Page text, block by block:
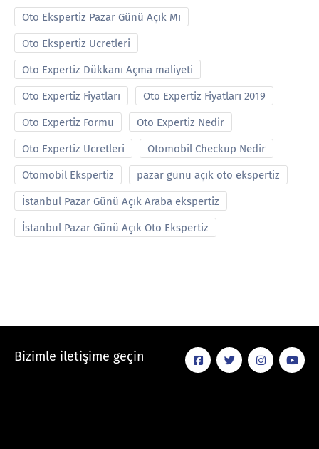
Oto Ekspertiz Pazar Günü Açık Mı
Oto Ekspertiz Ucretleri
Oto Expertiz Dükkanı Açma maliyeti
Oto Expertiz Fiyatları Oto Expertiz Fiyatları 2019
Oto Expertiz Formu Oto Expertiz Nedir
Oto Expertiz Ucretleri Otomobil Checkup Nedir
Otomobil Ekspertiz pazar günü açık oto ekspertiz
İstanbul Pazar Günü Açık Araba ekspertiz
İstanbul Pazar Günü Açık Oto Ekspertiz
Bizimle iletişime geçin